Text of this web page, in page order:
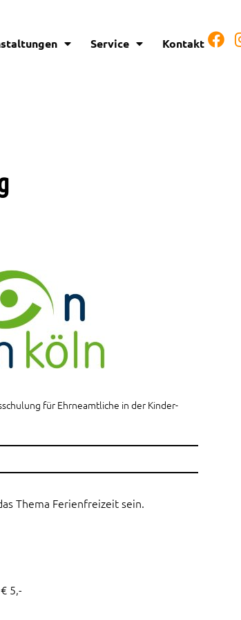
Service Kontakt
für Ehrneamtliche in der Kinder-
Thema Ferienfreizeit sein.
5,-